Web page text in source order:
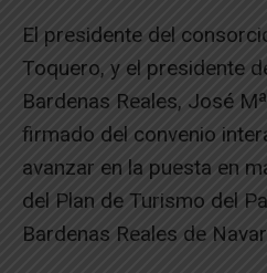
El presidente del
Toquero, y el presidente
Bardenas Reales, José
firmado del convenio
avanzar en la puesta en
del Plan de Turismo del
Bardenas Reales de